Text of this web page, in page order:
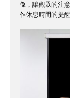
像，讓觀眾的注
作休息時間的提醒